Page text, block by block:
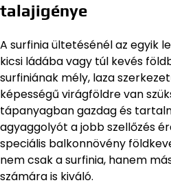
talajigénye
A surfinia ültetésénél az egyik
kicsi ládába vagy túl kevés
surfiniának mély, laza
képességű virágföldre van
tápanyagban gazdag és
agyaggolyót a jobb szellőzés
speciális balkonnövény
nem csak a surfinia, hanem
számára is kiváló.